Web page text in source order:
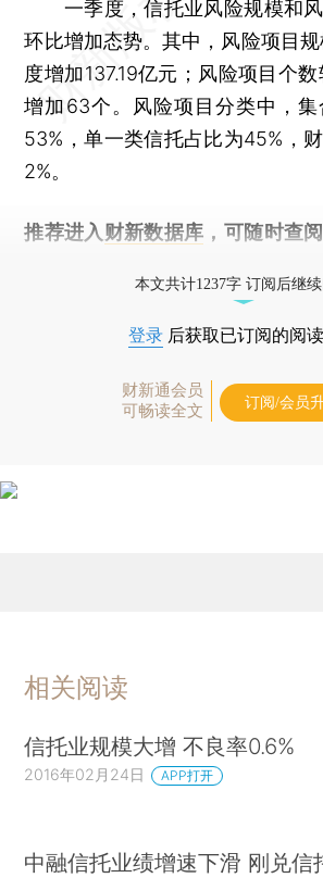
一季度，信托业风险规模和风
环比增加态势。其中，风险项目
度增加137.19亿元；风险项目个
增加63个。风险项目分类中，
53%，单一类信托占比为45%，
2%。
推荐进入 财新数据库 ，可随时查
本文共计1237字 订阅后继
登录 后获取已订阅的阅
财新通会员
可畅读全文
订阅/会员
相关阅读
信托业规模大增 不良率0.6%
2016年02月24日 APP打开
中融信托业绩增速下滑 刚兑信